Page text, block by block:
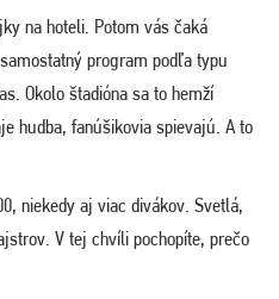
na hoteli. Potom vás čaká
program podľa typu
Okolo štadióna sa to hemží
hudba, fanúšikovia spievajú. A to
niekedy aj viac divákov. Svetlá,
V tej chvíli pochopíte, prečo